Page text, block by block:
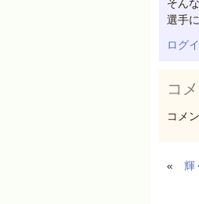
そん
選手
ログ
コ
コメ
« 輝